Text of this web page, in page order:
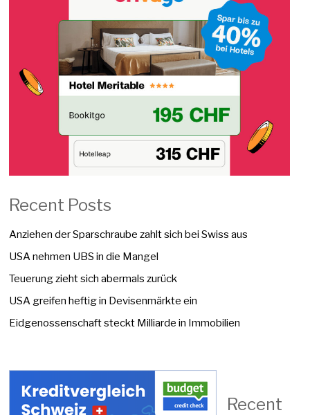
Recent Posts
Anziehen der Sparschraube zahlt sich bei Swiss aus
USA nehmen UBS in die Mangel
Teuerung zieht sich abermals zurück
USA greifen heftig in Devisenmärkte ein
Eidgenossenschaft steckt Milliarde in Immobilien
Recent